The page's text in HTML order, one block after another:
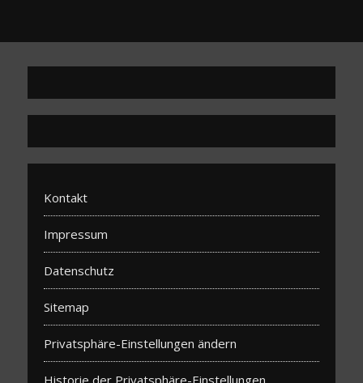
Kontakt
Impressum
Datenschutz
Sitemap
Privatsphäre-Einstellungen ändern
Historie der Privatsphäre-Einstellungen